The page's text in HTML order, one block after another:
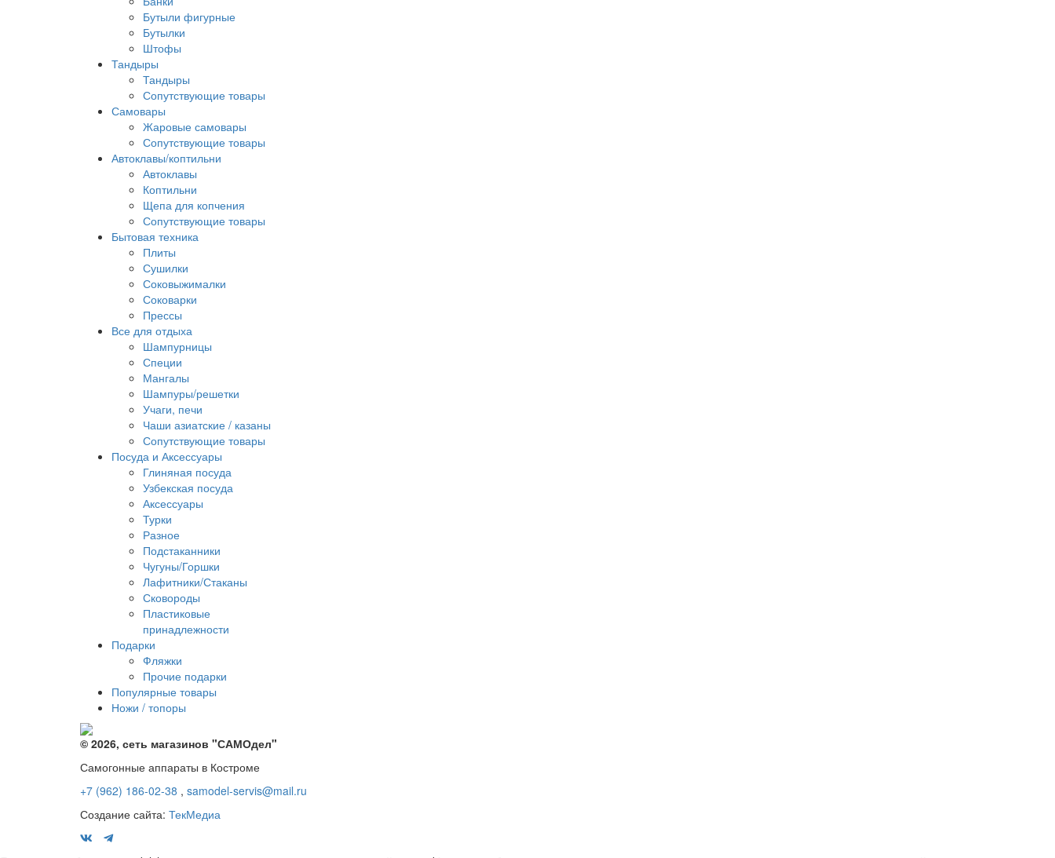
Бутыли фигурные
Бутылки
Штофы
Тандыры
Тандыры
Сопутствующие товары
Самовары
Жаровые самовары
Сопутствующие товары
Автоклавы/коптильни
Автоклавы
Коптильни
Щепа для копчения
Сопутствующие товары
Бытовая техника
Плиты
Сушилки
Соковыжималки
Соковарки
Прессы
Все для отдыха
Шампурницы
Специи
Мангалы
Шампуры/решетки
Учаги, печи
Чаши азиатские / казаны
Сопутствующие товары
Посуда и Аксессуары
Глиняная посуда
Узбекская посуда
Аксессуары
Турки
Разное
Подстаканники
Чугуны/Горшки
Лафитники/Стаканы
Сковороды
Пластиковые
принадлежности
Подарки
Фляжки
Прочие подарки
Популярные товары
Ножи / топоры
© 2026, сеть магазинов "САМОдел"
Самогонные аппараты в Костроме
+7 (962) 186-02-38 , samodel-servis@mail.ru
Создание сайта: ТекМедиа